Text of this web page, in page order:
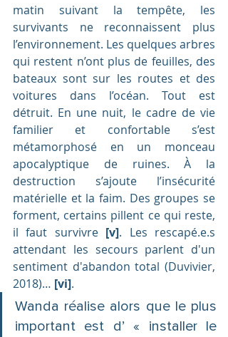
matin suivant la tempête, les
survivants ne reconnaissent plus
l’environnement. Les quelques arbres
qui restent n’ont plus de feuilles, des
bateaux sont sur les routes et des
voitures dans l’océan. Tout est
détruit. En une nuit, le cadre de vie
familier et confortable s’est
métamorphosé en un monceau
apocalyptique de ruines. À la
destruction s’ajoute l’insécurité
matérielle et la faim. Des groupes se
forment, certains pillent ce qui reste,
il faut survivre [v]. Les rescapé.e.s
attendant les secours parlent d'un
sentiment d'abandon total (Duvivier,
2018)… [vi].
Wanda réalise alors que le plus
important est d’ « installer le